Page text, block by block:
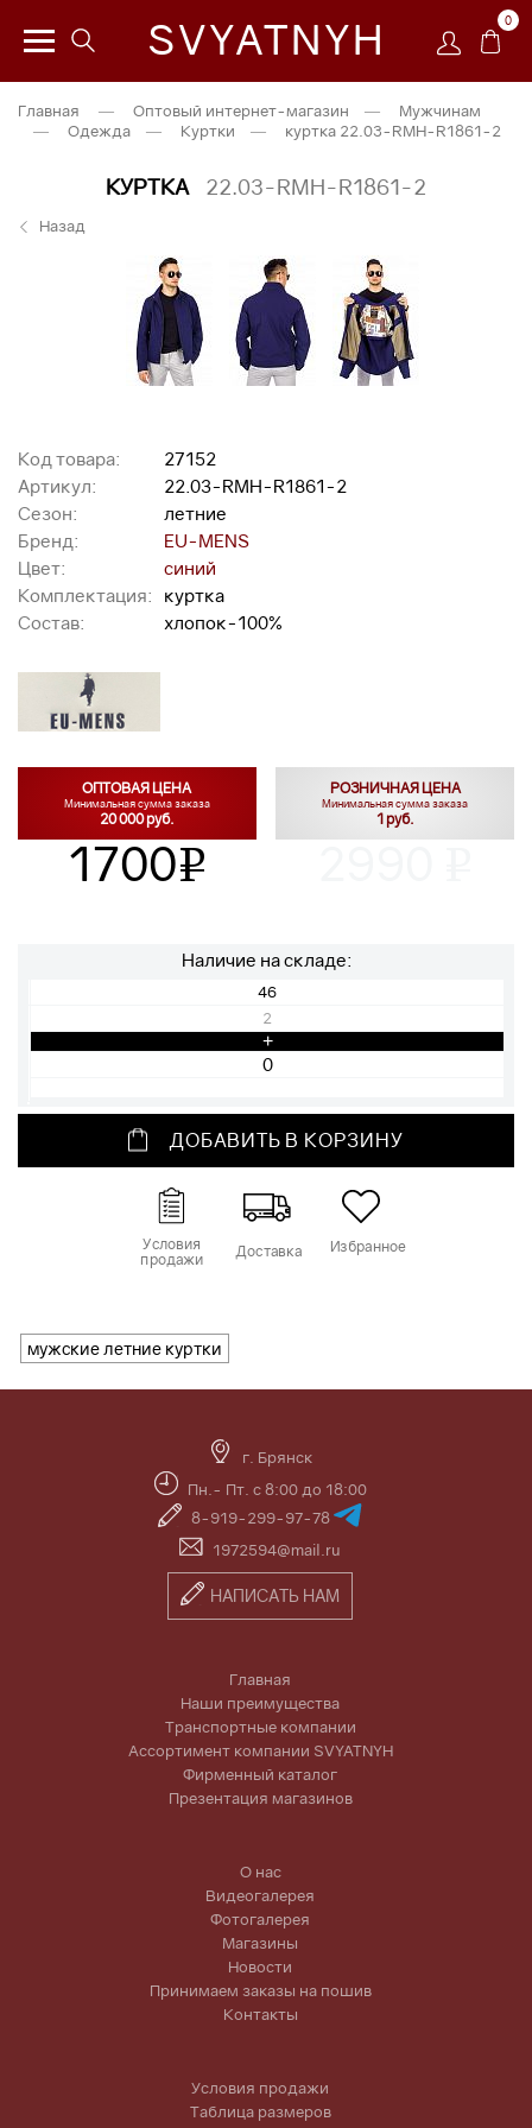
SVYATNYH 0
Главная — Оптовый интернет-магазин —
Мужчинам
—
Одежда — Куртки — куртка 22.03-RMH-R1861-2
КУРТКА 22.03-RMH-R1861-2
Назад
Код товара:
27152
Артикул:
22.03-RMH-R1861-2
Сезон:
летние
Бренд:
EU-MENS
Цвет:
синий
Комплектация:
куртка
Состав:
хлопок-100%
ОПТОВАЯ ЦЕНА
Минимальная сумма заказа
20 000 руб.
1700v
РОЗНИЧНАЯ ЦЕНА
Минимальная сумма заказа
1 руб.
Наличие на складе:
46
2
+
ДОБАВИТЬ В КОРЗИНУ
Условия
продажи Доставка Избранное
мужские летние куртки
г. Брянск
Пн.- Пт. с 8:00 до 18:00
8-919-299-97-78
1972594@mail.ru
НАПИСАТЬ НАМ
Главная
Наши преимущества
Транспортные компании
Ассортимент компании SVYATNYH
Фирменный каталог
Презентация магазинов
О нас
Видеогалерея
Фотогалерея
Магазины
Новости
Принимаем заказы на пошив
Контакты
Условия продажи
Таблица размеров